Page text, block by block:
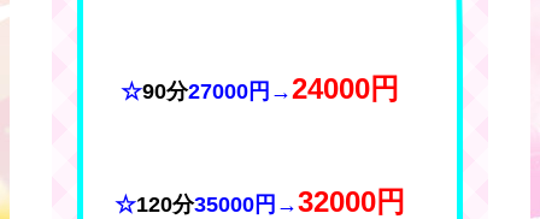
☆90分27000円 →24000円
☆120分35000円 →32000円